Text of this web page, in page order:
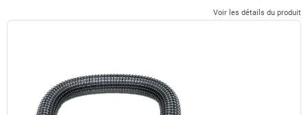
Voir les détails du produit